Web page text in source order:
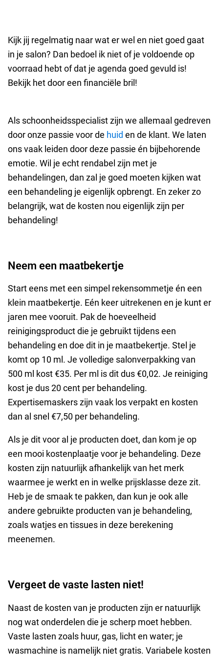
Kijk jij regelmatig naar wat er wel en niet goed gaat
in je salon? Dan bedoel ik niet of je voldoende op
voorraad hebt of dat je agenda goed gevuld is!
Bekijk het door een financiële bril!
Als schoonheidsspecialist zijn we allemaal gedreven
door onze passie voor de huid en de klant. We laten
ons vaak leiden door deze passie én bijbehorende
emotie. Wil je echt rendabel zijn met je
behandelingen, dan zal je goed moeten kijken wat
een behandeling je eigenlijk opbrengt. En zeker zo
belangrijk, wat de kosten nou eigenlijk zijn per
behandeling!
Neem een maatbekertje
Start eens met een simpel rekensommetje én een
klein maatbekertje. Eén keer uitrekenen en je kunt er
jaren mee vooruit. Pak de hoeveelheid
reinigingsproduct die je gebruikt tijdens een
behandeling en doe dit in je maatbekertje. Stel je
komt op 10 ml. Je volledige salonverpakking van
500 ml kost €35. Per ml is dit dus €0,02. Je reiniging
kost je dus 20 cent per behandeling.
Expertisemaskers zijn vaak los verpakt en kosten
dan al snel €7,50 per behandeling.
Als je dit voor al je producten doet, dan kom je op
een mooi kostenplaatje voor je behandeling. Deze
kosten zijn natuurlijk afhankelijk van het merk
waarmee je werkt en in welke prijsklasse deze zit.
Heb je de smaak te pakken, dan kun je ook alle
andere gebruikte producten van je behandeling,
zoals watjes en tissues in deze berekening
meenemen.
Vergeet de vaste lasten niet!
Naast de kosten van je producten zijn er natuurlijk
nog wat onderdelen die je scherp moet hebben.
Vaste lasten zoals huur, gas, licht en water; je
wasmachine is namelijk niet gratis. Variabele kosten